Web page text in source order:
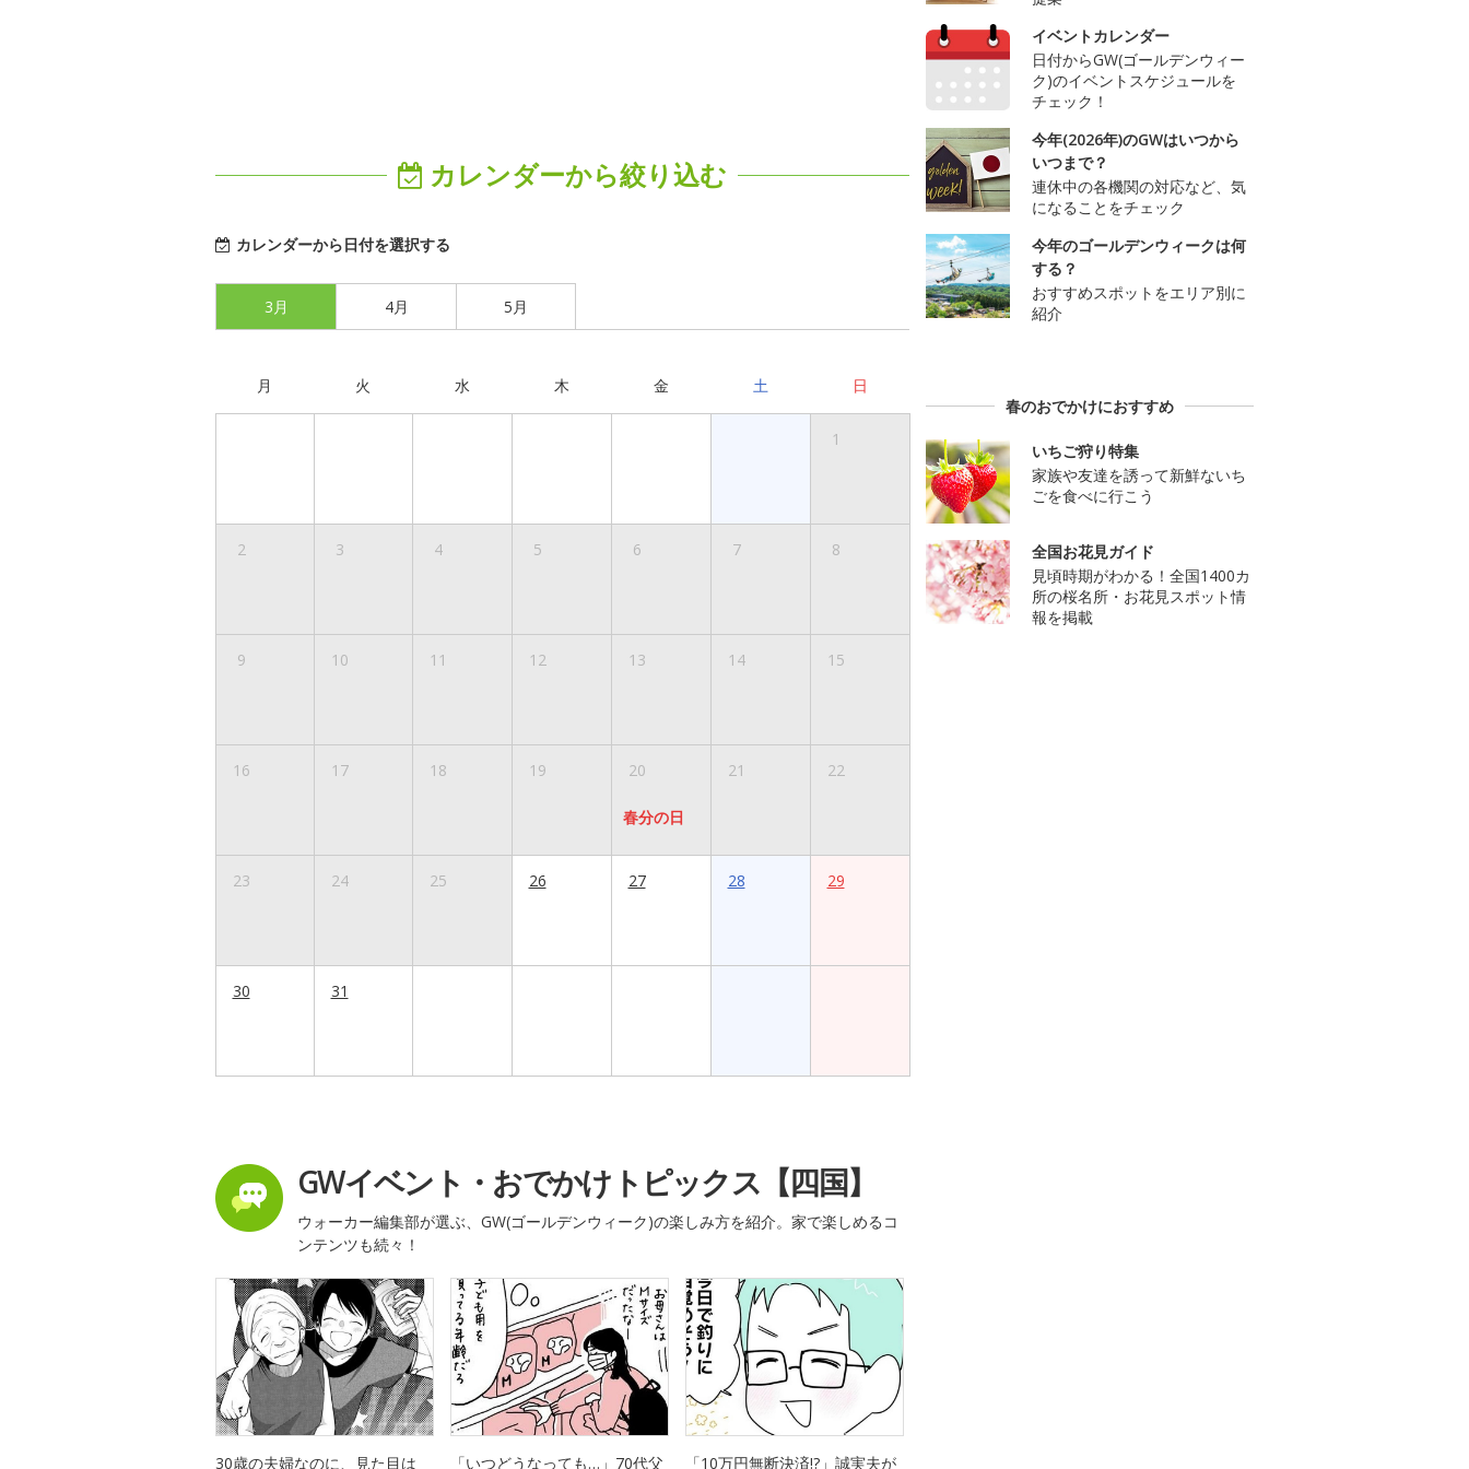
カレンダーから絞り込む
カレンダーから日付を選択する
3月 4月 5月
月 火 水 木 金 土 日
1
2 3 4 5 6 7 8
9 10 11 12 13 14 15
16 17 18 19 20
春分の日
21 22
23 24 25 26 27 28 29
30 31
GWイベント・おでかけトピックス【四国】
ウォーカー編集部が選ぶ、GW(ゴールデンウィーク)の楽しみ方を紹介。家で楽しめるコ
ンテンツも続々！
30歳の夫婦なのに、見た目は 「いつどうなっても…」70代父 「10万円無断決済!?」誠実夫が
イベントカレンダー
日付からGW(ゴールデンウィー
ク)のイベントスケジュールを
チェック！
今年(2026年)のGWはいつから
いつまで？
連休中の各機関の対応など、気
になることをチェック
今年のゴールデンウィークは何
する？
おすすめスポットをエリア別に
紹介
春のおでかけにおすすめ
いちご狩り特集
家族や友達を誘って新鮮ないち
ごを食べに行こう
全国お花見ガイド
見頃時期がわかる！全国1400カ
所の桜名所・お花見スポット情
報を掲載